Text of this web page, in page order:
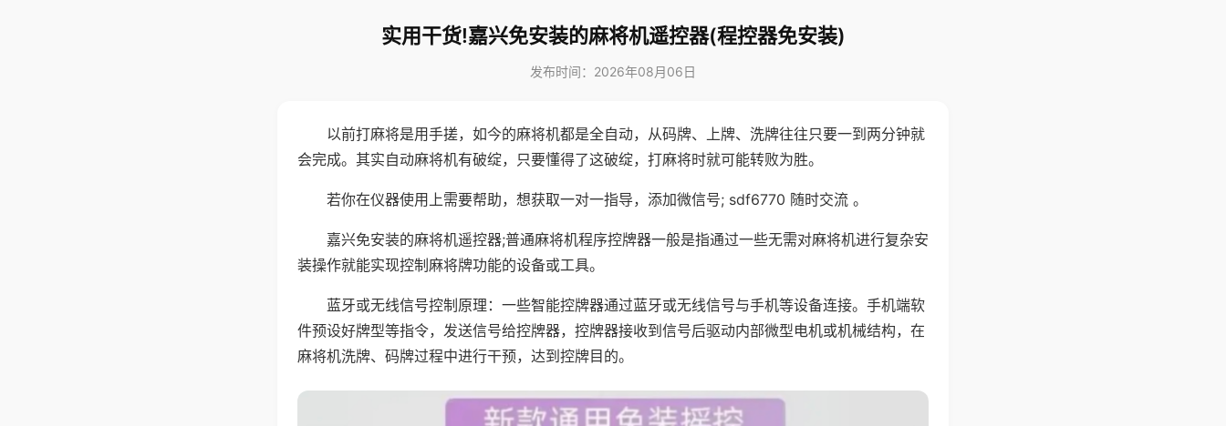
实用干货!嘉兴免安装的麻将机遥控器(程控器免安装)
发布时间：2026年08月06日
以前打麻将是用手搓，如今的麻将机都是全自动，从码牌、上牌、洗牌往往只要一到两分钟就
会完成。其实自动麻将机有破绽，只要懂得了这破绽，打麻将时就可能转败为胜。
若你在仪器使用上需要帮助，想获取一对一指导，添加微信号; sdf6770 随时交流 。
嘉兴免安装的麻将机遥控器;普通麻将机程序控牌器一般是指通过一些无需对麻将机进行复杂安
装操作就能实现控制麻将牌功能的设备或工具。
蓝牙或无线信号控制原理：一些智能控牌器通过蓝牙或无线信号与手机等设备连接。手机端软
件预设好牌型等指令，发送信号给控牌器，控牌器接收到信号后驱动内部微型电机或机械结构，在
麻将机洗牌、码牌过程中进行干预，达到控牌目的。